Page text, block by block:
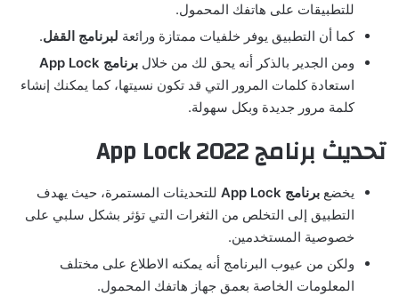
للتطبيقات على هاتفك المحمول.
كما أن التطبيق يوفر خلفيات ممتازة ورائعة لبرنامج القفل.
ومن الجدير بالذكر أنه يحق لك من خلال برنامج App Lock
استعادة كلمات المرور التي قد تكون نسيتها، كما يمكنك إنشاء
كلمة مرور جديدة وبكل سهولة.
تحديث برنامج App Lock 2022
يخضع برنامج App Lock للتحديثات المستمرة، حيث يهدف
التطبيق إلى التخلص من الثغرات التي تؤثر بشكل سلبي على
خصوصية المستخدمين.
ولكن من عيوب البرنامج أنه يمكنه الاطلاع على مختلف
المعلومات الخاصة بعمق جهاز هاتفك المحمول.